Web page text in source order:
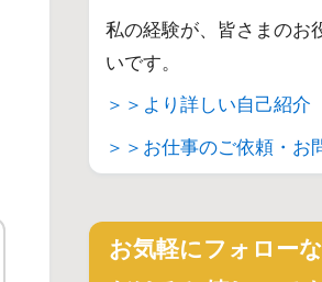
私の経験が、皆さまのお
いです。
＞＞より詳しい自己紹介
＞＞お仕事のご依頼・お
お気軽にフォロー